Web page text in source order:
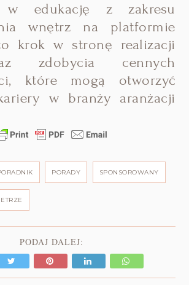
w edukację z zakresu
wnętrz na platformie
to krok w stronę realizacji
zdobycia cennych
które mogą otworzyć
w branży aranżacji
PORADY SPONSOROWANY
PODAJ DALEJ: